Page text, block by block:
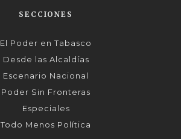
SECCIONES
El Poder en Tabasco
Desde las Alcaldías
Escenario Nacional
Poder Sin Fronteras
Especiales
Todo Menos Política